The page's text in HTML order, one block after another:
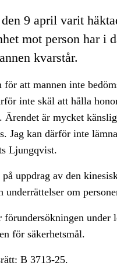
den 9 april varit
mot person har i
kvarstår.
för att mannen inte
inte skäl att hålla
Ärendet är mycket
Jag kan därför inte
Ljungqvist.
uppdrag av den
underrättelser om
förundersökningen under
för säkerhetsmål.
B 3713-25.